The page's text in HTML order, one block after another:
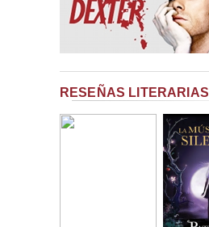
RESEÑAS LITERARIAS